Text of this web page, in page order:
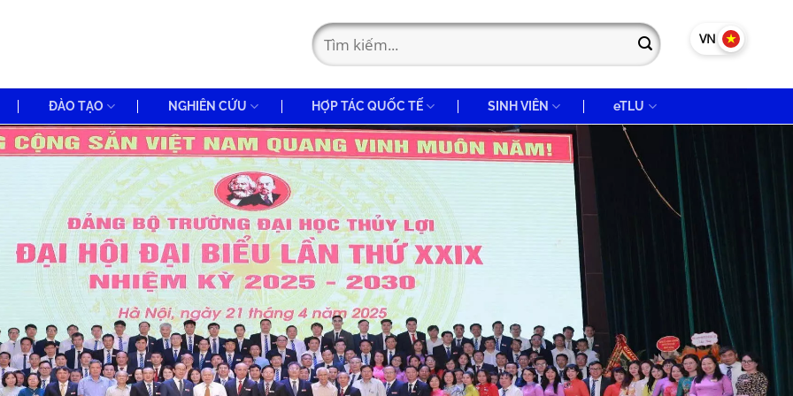
VN EN
ĐÀO TẠO NGHIÊN CỨU HỢP TÁC QUỐC TẾ SINH VIÊN eTLU